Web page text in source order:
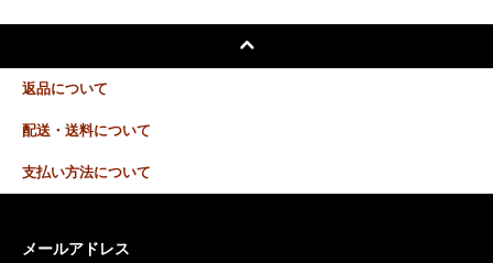
返品について
配送・送料について
支払い方法について
メールアドレス